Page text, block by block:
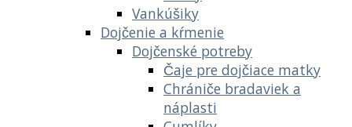
Vankúšiky
Dojčenie a kŕmenie
Dojčenské potreby
Čaje pre dojčiace matky
Chrániče bradaviek a
náplasti